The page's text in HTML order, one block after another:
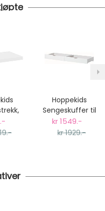
innen 24 timer
er tilgjengelig på ditt
Hoppekids
Sengeskuffer til
70x190cm og
90x200cm
kr 1549.-
kr 1929.-